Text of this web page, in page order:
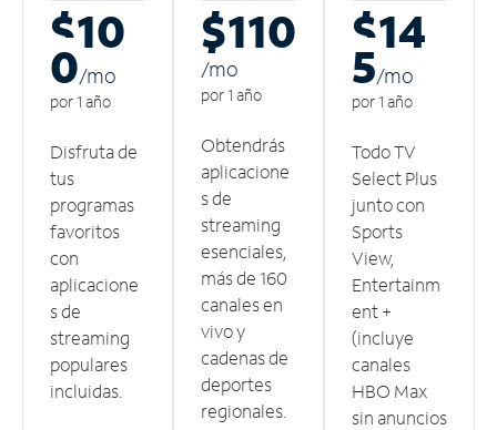
$10
0/mo
por 1 año
Disfruta de
tus
programas
favoritos
con
aplicacione
s de
streaming
populares
incluidas.
$110
/mo
por 1 año
Obtendrás
aplicacione
s de
streaming
esenciales,
más de 160
canales en
vivo y
cadenas de
deportes
regionales.
$14
5/mo
por 1 año
Todo TV
Select Plus
junto con
Sports
View,
Entertainm
ent +
(incluye
canales
HBO Max
sin anuncios